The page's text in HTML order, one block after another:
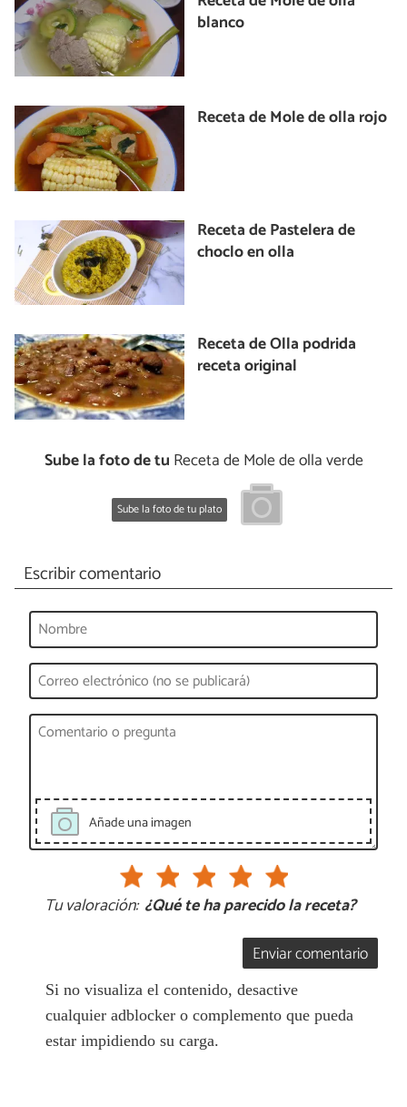
blanco
Receta de Mole de olla rojo
Receta de Pastelera de
choclo en olla
Receta de Olla podrida
receta original
Sube la foto de tu Receta de Mole de olla verde
Sube la foto de tu plato
Escribir comentario
Añade una imagen
Tu valoración: ¿Qué te ha parecido la receta?
Enviar comentario
Si no visualiza el contenido, desactive
cualquier adblocker o complemento que pueda
estar impidiendo su carga.